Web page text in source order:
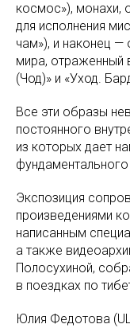
космос»),
для исполнения
чам»), и наконец —
мира, отраженный
(Чод)» и «Уход.
Все эти образы
постоянного
из которых дает
Экспозиция
произведениями
написанным
а также
Полосухиной,
в поездках по
Юлия Федотова